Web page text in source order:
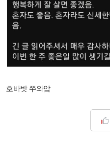
호바밧 쭈와압